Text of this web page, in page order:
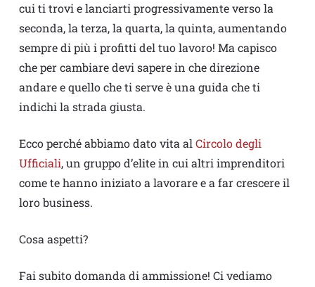
cui ti trovi e lanciarti progressivamente verso la
seconda, la terza, la quarta, la quinta, aumentando
sempre di più i profitti del tuo lavoro! Ma capisco
che per cambiare devi sapere in che direzione
andare e quello che ti serve è una guida che ti
indichi la strada giusta.
Ecco perché abbiamo dato vita alCircolo degli
Ufficiali, un gruppo d’elite in cui altri imprenditori
come te hanno iniziato a lavorare e a far crescere il
loro business.
Cosa aspetti?
Fai subito domanda di ammissione! Ci vediamo